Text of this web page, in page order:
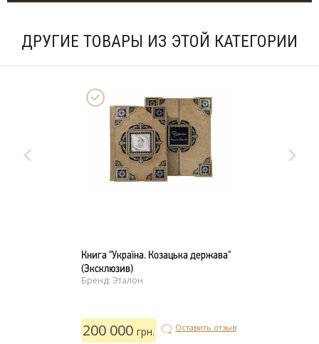
ДРУГИЕ ТОВАРЫ ИЗ ЭТОЙ КАТЕГОРИИ
Книга "Україна. Козацька держава"
(Эксклюзив)
Бренд: Эталон
200 000грн. Оставить отзыв